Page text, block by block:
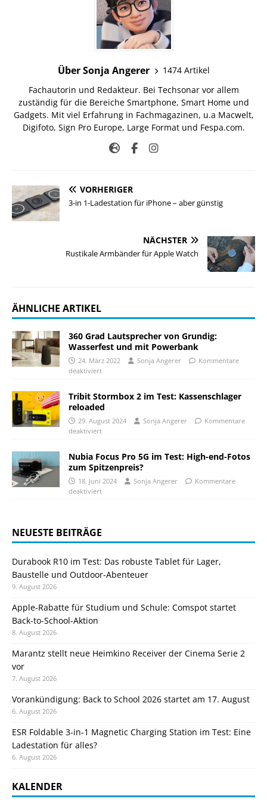
Über Sonja Angerer
1474 Artikel
Fachautorin und Redakteur. Bei Techsonar vor allem
zuständig für die Bereiche Smartphone, Smart Home und
Gadgets. Mit viel Erfahrung in Fachmagazinen, u.a Macwelt,
Digifoto, Sign Pro Europe, Large Format und Fespa.com.
VORHERIGER
3-in 1-Ladestation für iPhone – aber günstig
NÄCHSTER
Rustikale Armbänder für Apple Watch
ÄHNLICHE ARTIKEL
360 Grad Lautsprecher von Grundig:
Wasserfest und mit Powerbank
24. März 2022 Sonja Angerer
Kommentare
deaktiviert
Tribit Stormbox 2 im Test: Kassenschlager
reloaded
29. August 2024 Sonja Angerer
Kommentare
deaktiviert
Nubia Focus Pro 5G im Test: High-end-Fotos
zum Spitzenpreis?
18. Juni 2024 Sonja Angerer
Kommentare
deaktiviert
NEUESTE BEITRÄGE
Durabook R10 im Test: Das robuste Tablet für Lager,
Baustelle und Outdoor-Abenteuer
9. August 2026
Apple-Rabatte für Studium und Schule: Comspot startet
Back-to-School-Aktion
8. August 2026
Marantz stellt neue Heimkino Receiver der Cinema Serie 2
vor
7. August 2026
Vorankündigung: Back to School 2026 startet am 17. August
6. August 2026
ESR Foldable 3-in-1 Magnetic Charging Station im Test: Eine
Ladestation für alles?
6. August 2026
KALENDER